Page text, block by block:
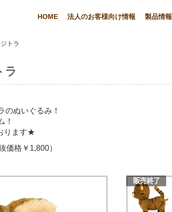
HOME 法人のお客様向け情報 製品情報
トラ
ラ
のぬいぐるみ！
！
ります★
価格￥1,800）